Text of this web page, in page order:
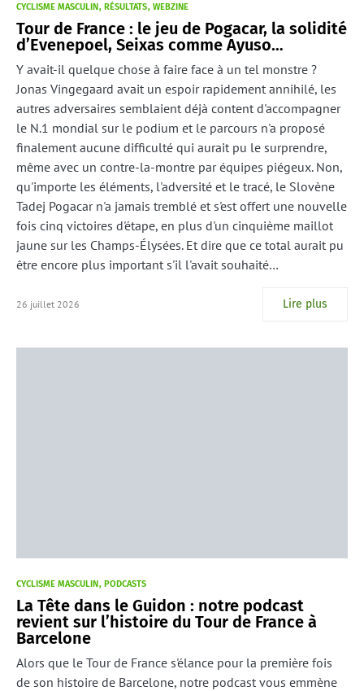
CYCLISME MASCULIN RÉSULTATS WEBZINE
Tour de France : le jeu de Pogacar, la solidité
d’Evenepoel, Seixas comme Ayuso…
Y avait-il quelque chose à faire face à un tel monstre ?
Jonas Vingegaard avait un espoir rapidement annihilé, les
autres adversaires semblaient déjà content d'accompagner
le N.1 mondial sur le podium et le parcours n'a proposé
finalement aucune difficulté qui aurait pu le surprendre,
même avec un contre-la-montre par équipes piégeux. Non,
qu'importe les éléments, l'adversité et le tracé, le Slovène
Tadej Pogacar n'a jamais tremblé et s'est offert une nouvelle
fois cinq victoires d'étape, en plus d'un cinquième maillot
jaune sur les Champs-Élysées. Et dire que ce total aurait pu
être encore plus important s'il l'avait souhaité…
26 juillet 2026 Lire plus
CYCLISME MASCULIN PODCASTS
La Tête dans le Guidon : notre podcast
revient sur l’histoire du Tour de France à
Barcelone
Alors que le Tour de France s'élance pour la première fois
de son histoire de Barcelone, notre podcast vous emmène